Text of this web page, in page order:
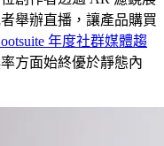
舉辦直播，讓產品購買
年度社群媒體趨
方面始終優於靜態內